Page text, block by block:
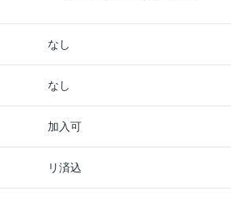
なし
なし
加入可
リ済込